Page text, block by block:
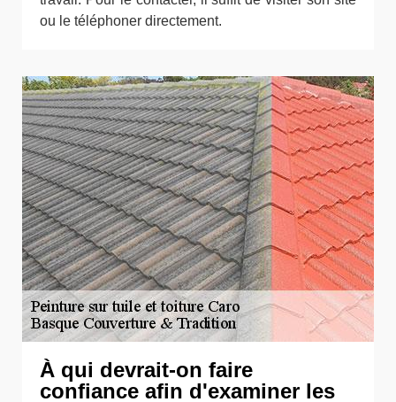
ou le téléphoner directement.
À qui devrait-on faire
confiance afin d'examiner les